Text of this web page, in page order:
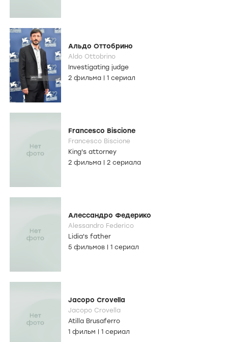
Альдо Оттобрино
Aldo Ottobrino
Investigating judge
2 фильма
1 сериал
Francesco Biscione
Francesco Biscione
King's attorney
2 фильма
2 сериала
Алессандро Федерико
Alessandro Federico
Lidia's father
5 фильмов
1 сериал
Jacopo Crovella
Jacopo Crovella
Atilla Brusaferro
1 фильм
1 сериал